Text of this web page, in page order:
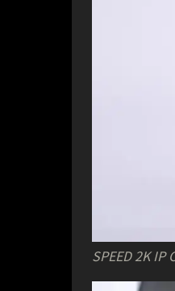
SPEED 2K